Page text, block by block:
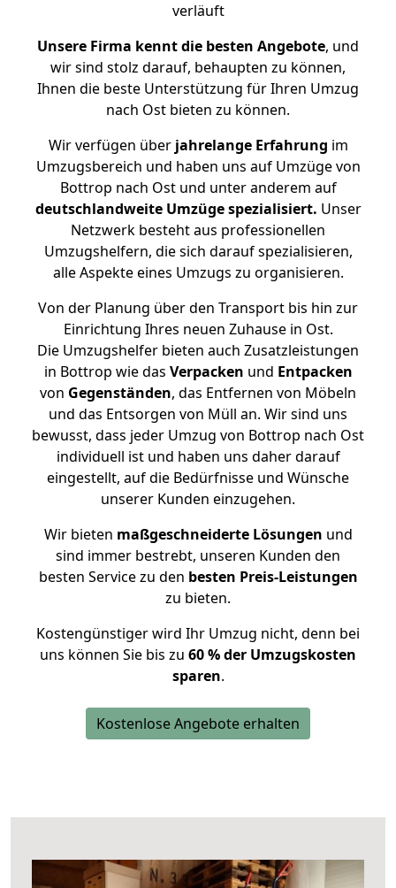
verläuft
Unsere Firma kennt die besten Angebote, und
wir sind stolz darauf, behaupten zu können,
Ihnen die beste Unterstützung für Ihren Umzug
nach Ost bieten zu können.
Wir verfügen überjahrelange Erfahrung im
Umzugsbereich und haben uns auf Umzüge von
Bottrop nach Ost und unter anderem auf
deutschlandweite Umzüge spezialisiert. Unser
Netzwerk besteht aus professionellen
Umzugshelfern, die sich darauf spezialisieren,
alle Aspekte eines Umzugs zu organisieren.
Von der Planung über den Transport bis hin zur
Einrichtung Ihres neuen Zuhause in Ost.
Die Umzugshelfer bieten auch Zusatzleistungen
in Bottrop wie das Verpacken und Entpacken
von Gegenständen, das Entfernen von Möbeln
und das Entsorgen von Müll an. Wir sind uns
bewusst, dass jeder Umzug von Bottrop nach Ost
individuell ist und haben uns daher darauf
eingestellt, auf die Bedürfnisse und Wünsche
unserer Kunden einzugehen.
Wir bieten maßgeschneiderte Lösungen und
sind immer bestrebt, unseren Kunden den
besten Service zu den besten Preis-Leistungen
zu bieten.
Kostengünstiger wird Ihr Umzug nicht, denn bei
uns können Sie bis zu 60 % der Umzugskosten
sparen.
Kostenlose Angebote erhalten